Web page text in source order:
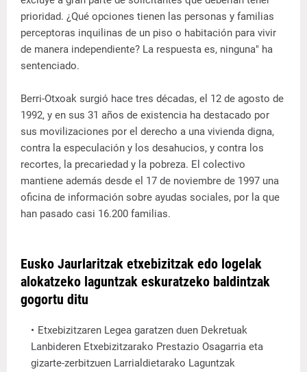
prioridad. ¿Qué opciones tienen las personas y familias
perceptoras inquilinas de un piso o habitación para vivir
de manera independiente? La respuesta es, ninguna" ha
sentenciado.
Berri-Otxoak surgió hace tres décadas, el 12 de agosto de
1992, y en sus 31 años de existencia ha destacado por
sus movilizaciones por el derecho a una vivienda digna,
contra la especulación y los desahucios, y contra los
recortes, la precariedad y la pobreza. El colectivo
mantiene además desde el 17 de noviembre de 1997 una
oficina de información sobre ayudas sociales, por la que
han pasado casi 16.200 familias.
Eusko Jaurlaritzak etxebizitzak edo logelak
alokatzeko laguntzak eskuratzeko baldintzak
gogortu ditu
Etxebizitzaren Legea garatzen duen Dekretuak
Lanbideren Etxebizitzarako Prestazio Osagarria eta
gizarte-zerbitzuen Larrialdietarako Laguntzak